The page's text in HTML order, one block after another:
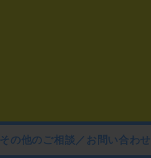
その他のご相談／お問い合わせ